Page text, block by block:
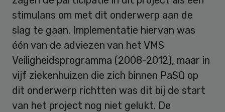
stimulans om met dit onderwerp aan de
slag te gaan. Implementatie hiervan was
één van de adviezen van het VMS
Veiligheidsprogramma (2008-2012), maar in
vijf ziekenhuizen die zich binnen PaSQ op
dit onderwerp richtten was dit bij de start
van het project nog niet gelukt. De